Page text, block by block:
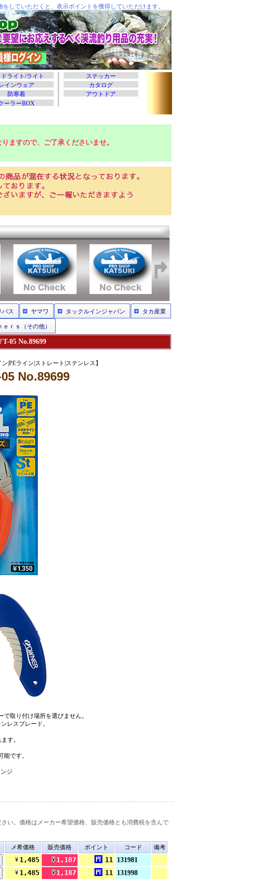
ますので、ご了承くださいませ。
バス ヤマワ タックルインジャパン タカ産業
ｅｒｓ（その他）
05 No.89699
|PEライン|ストレート|ステンレス】
No.89699
取り付け場所を選びません。
レスブレード。
す。
です。
ジ
い。価格はメーカー希望価格、販売価格とも消費税を含んで
メ希価格 販売価格 ポイント コード 備考
1,485 1,187 11
131981
1,485 1,187 11 131998